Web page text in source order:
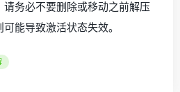
请务必不要删除或移动之前解压
能导致激活状态失效。